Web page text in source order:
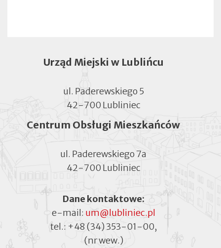
Urząd Miejski w Lublińcu
ul. Paderewskiego 5
42-700 Lubliniec
Centrum Obsługi Mieszkańców
ul. Paderewskiego 7a
42-700 Lubliniec
Dane kontaktowe:
e-mail: um@lubliniec.pl
tel.: +48 (34) 353-01-00,
(nr wew.)